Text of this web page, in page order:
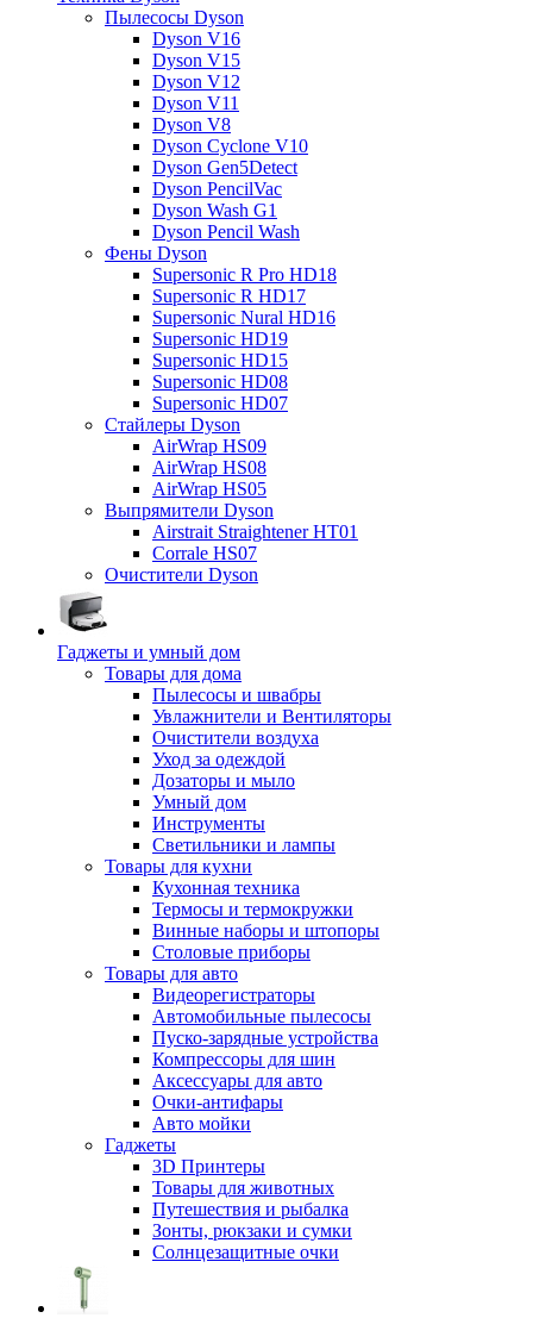
Пылесосы Dyson
Dyson V16
Dyson V15
Dyson V12
Dyson V11
Dyson V8
Dyson Cyclone V10
Dyson Gen5Detect
Dyson PencilVac
Dyson Wash G1
Dyson Pencil Wash
Фены Dyson
Supersonic R Pro HD18
Supersonic R HD17
Supersonic Nural HD16
Supersonic HD19
Supersonic HD15
Supersonic HD08
Supersonic HD07
Стайлеры Dyson
AirWrap HS09
AirWrap HS08
AirWrap HS05
Выпрямители Dyson
Airstrait Straightener HT01
Corrale HS07
Очистители Dyson
Гаджеты и умный дом
Товары для дома
Пылесосы и швабры
Увлажнители и Вентиляторы
Очистители воздуха
Уход за одеждой
Дозаторы и мыло
Умный дом
Инструменты
Светильники и лампы
Товары для кухни
Кухонная техника
Термосы и термокружки
Винные наборы и штопоры
Столовые приборы
Товары для авто
Видеорегистраторы
Автомобильные пылесосы
Пуско-зарядные устройства
Компрессоры для шин
Аксессуары для авто
Очки-антифары
Авто мойки
Гаджеты
3D Принтеры
Товары для животных
Путешествия и рыбалка
Зонты, рюкзаки и сумки
Солнцезащитные очки